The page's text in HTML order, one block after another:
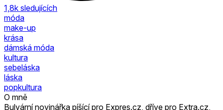
1,8k sledujících
móda
make-up
krása
dámská móda
kultura
sebeláska
láska
popkultura
O mně
Bulvární novinářka píšící pro Expres.cz, dříve pro Extra.cz,